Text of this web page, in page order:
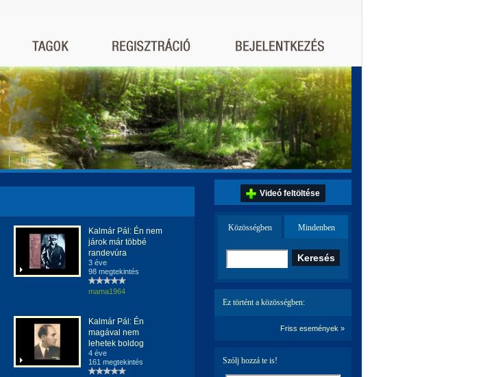
Friss
Kalmár Pál: Én nem
járok már többé
randevúra
3 éve
98 megtekintés
mama1964
Kalmár Pál: Én
magával nem
lehetek boldog
4 éve
161 megtekintés
Videó feltöltése
Közösségben Mindenben
Ez történt a közösségben:
Friss események »
Szólj hozzá te is!